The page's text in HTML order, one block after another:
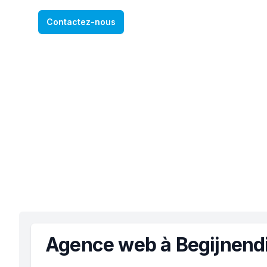
Contactez-nous
Agence web à